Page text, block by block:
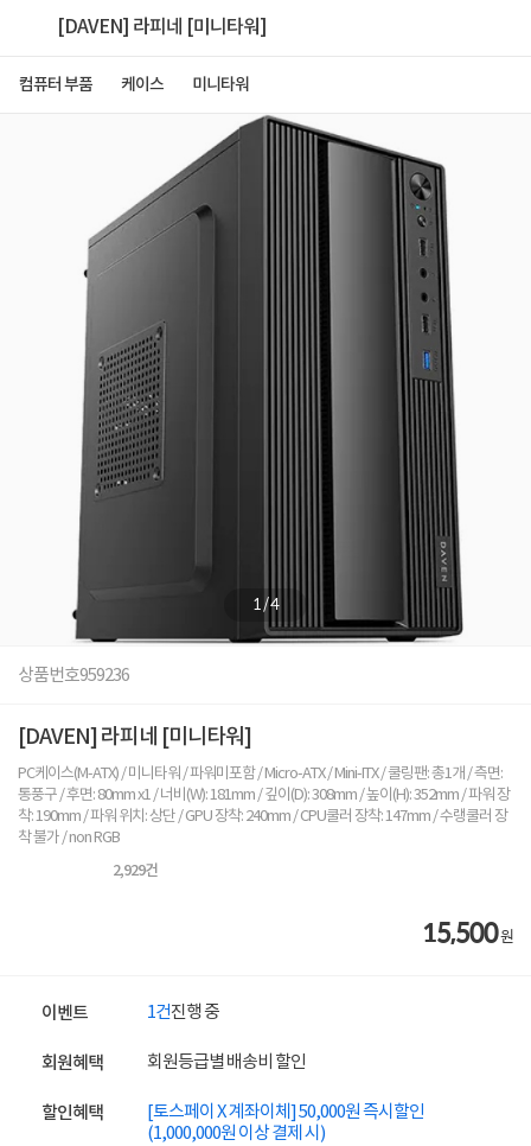
[DAVEN] 라피네 [미니타워]
컴퓨터 부품 케이스 미니타워
1/4
상품번호959236
[DAVEN] 라피네 [미니타워]
PC케이스(M-ATX) / 미니타워 / 파워미포함 / Micro-ATX / Mini-ITX / 쿨링팬: 총1개 / 측면:
통풍구 / 후면: 80mm x1 / 너비(W): 181mm / 깊이(D): 308mm / 높이(H): 352mm / 파워 장
착: 190mm / 파워 위치: 상단 / GPU 장착: 240mm / CPU쿨러 장착: 147mm / 수랭쿨러 장
착 불가 / non RGB
2,929건
15,500원
이벤트 1건진행 중
회원혜택 회원등급별 배송비 할인
할인혜택
[토스페이 X 계좌이체] 50,000원 즉시할인
(1,000,000원 이상 결제 시)